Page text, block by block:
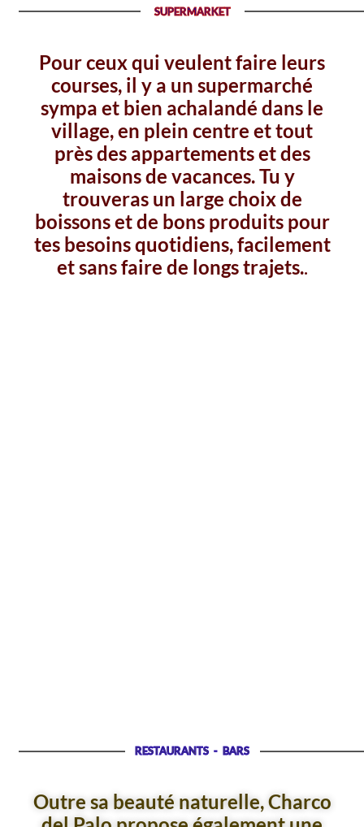
SUPERMARKET
Pour ceux qui veulent faire leurs
courses, il y a un supermarché
sympa et bien achalandé dans le
village, en plein centre et tout
près des appartements et des
maisons de vacances. Tu y
trouveras un large choix de
boissons et de bons produits pour
tes besoins quotidiens, facilement
et sans faire de longs trajets..
RESTAURANTS - BARS
Outre sa beauté naturelle, Charco